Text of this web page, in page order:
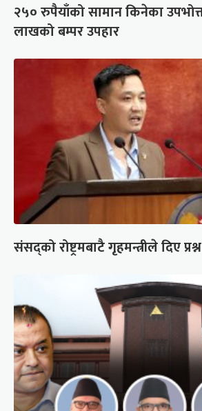
२५० रुपैयाँको सामान किनेका
लाखको बम्पर उपहार
संसद्को रोष्ट्रमबाटै गृहमन्त्रीले दिए